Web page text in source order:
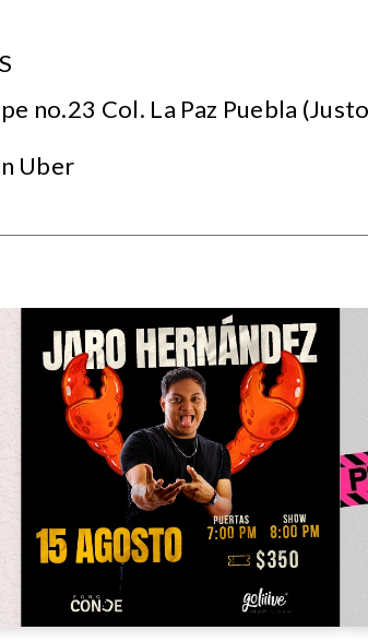
no.23 Col. La Paz Puebla
Uber